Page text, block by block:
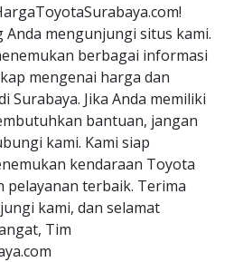
Anda mengunjungi situs kami.
berbagai informasi
mengenai harga dan
Surabaya. Jika Anda memiliki
bantuan, jangan
kami. Kami siap
kendaraan Toyota
pelayanan terbaik. Terima
kami, dan selamat
Tim